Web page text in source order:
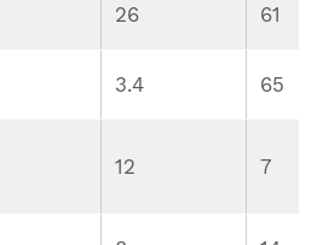
26 61
3.4 65
12 7